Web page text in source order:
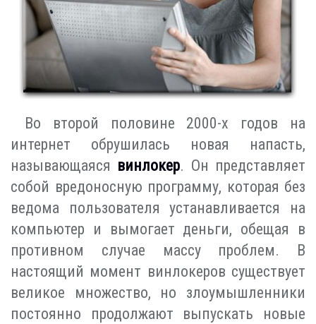
Во второй половине 2000-х годов на
интернет обрушилась новая напасть,
называющаяся винлокер. Он представляет
собой вредоносную программу, которая без
ведома пользователя устанавливается на
компьютер и вымогает деньги, обещая в
противном случае массу проблем. В
настоящий момент винлокеров существует
великое множество, но злоумышленники
постоянно продолжают выпускать новые